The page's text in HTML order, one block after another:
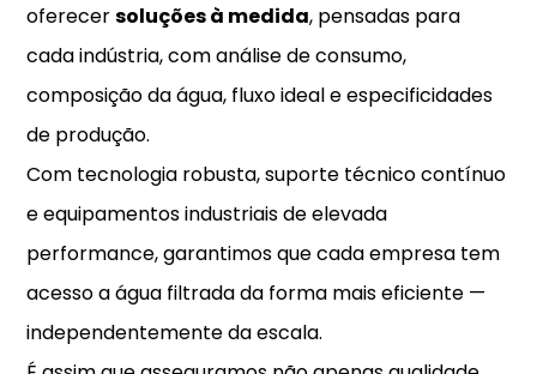
oferecersoluções à medida, pensadas para
cada indústria, com análise de consumo,
composição da água, fluxo ideal e especificidades
de produção.
Com tecnologia robusta, suporte técnico contínuo
e equipamentos industriais de elevada
performance, garantimos que cada empresa tem
acesso a água filtrada da forma mais eficiente —
independentemente da escala.